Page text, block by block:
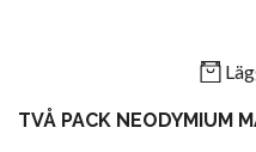
TVÅ PACK NEODYMIUM